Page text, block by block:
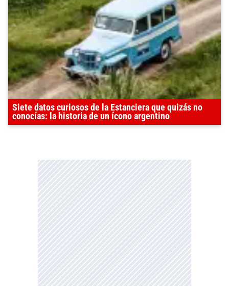
Siete datos curiosos de la Estanciera que quizás no
conocías: la historia de un ícono argentino